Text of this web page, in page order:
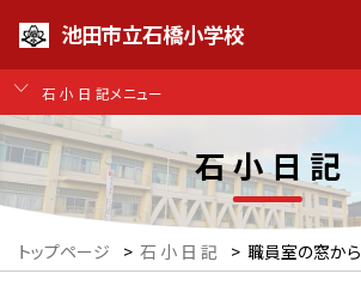
池田市立石橋小学校
石 小 日 記メニュー
石 小 日 記
トップページ > 石 小 日 記 > 職員室の窓から